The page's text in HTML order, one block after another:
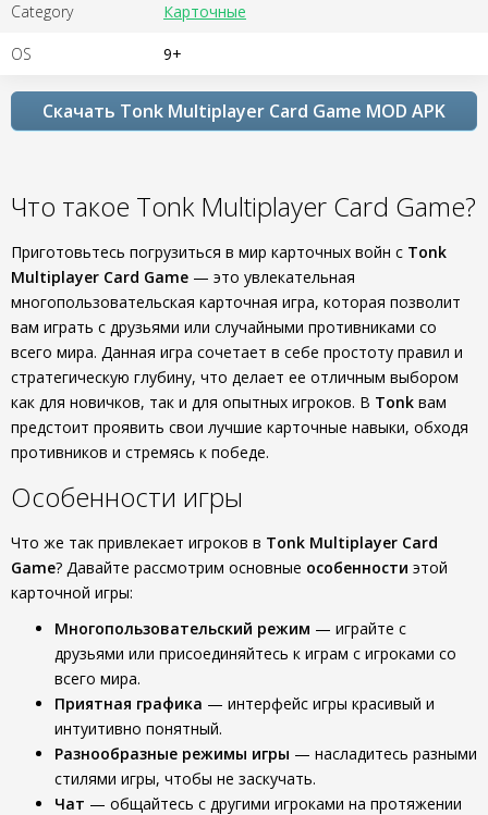
Category Карточные
OS 9+
Скачать Tonk Multiplayer Card Game MOD APK
Что такое Tonk Multiplayer Card Game?
Приготовьтесь погрузиться в мир карточных войн с Tonk
Multiplayer Card Game — это увлекательная
многопользовательская карточная игра, которая позволит
вам играть с друзьями или случайными противниками со
всего мира. Данная игра сочетает в себе простоту правил и
стратегическую глубину, что делает ее отличным выбором
как для новичков, так и для опытных игроков. В Tonk вам
предстоит проявить свои лучшие карточные навыки, обходя
противников и стремясь к победе.
Особенности игры
Что же так привлекает игроков в Tonk Multiplayer Card
Game? Давайте рассмотрим основные особенности этой
карточной игры:
Многопользовательский режим — играйте с
друзьями или присоединяйтесь к играм с игроками со
всего мира.
Приятная графика — интерфейс игры красивый и
интуитивно понятный.
Разнообразные режимы игры — насладитесь разными
стилями игры, чтобы не заскучать.
Чат — общайтесь с другими игроками на протяжении